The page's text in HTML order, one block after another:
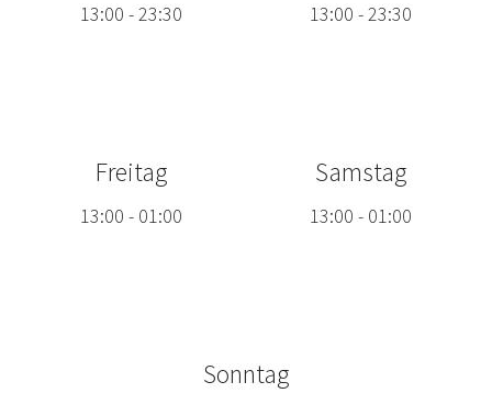
13:00 -23:30 13:00 -23:30
Freitag
13:00 - 01:00
Samstag
13:00 - 01:00
Sonntag